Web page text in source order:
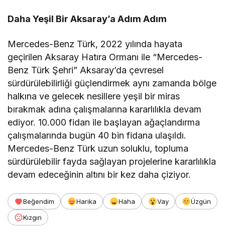
Daha Yeşil Bir Aksaray’a Adım Adım
Mercedes-Benz Türk, 2022 yılında hayata
geçirilen Aksaray Hatıra Ormanı ile “Mercedes-
Benz Türk Şehri” Aksaray’da çevresel
sürdürülebilirliği güçlendirmek aynı zamanda bölge
halkına ve gelecek nesillere yeşil bir miras
bırakmak adına çalışmalarına kararlılıkla devam
ediyor. 10.000 fidan ile başlayan ağaçlandırma
çalışmalarında bugün 40 bin fidana ulaşıldı.
Mercedes-Benz Türk uzun soluklu, topluma
sürdürülebilir fayda sağlayan projelerine kararlılıkla
devam edeceğinin altını bir kez daha çiziyor.
Beğendim Harika Haha Vay
Üzgün
Kızgın